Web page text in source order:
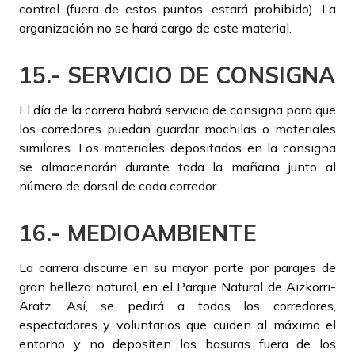
control (fuera de estos puntos, estará prohibido). La
organización no se hará cargo de este material.
15.- SERVICIO DE CONSIGNA
El día de la carrera habrá servicio de consigna para que
los corredores puedan guardar mochilas o materiales
similares. Los materiales depositados en la consigna
se almacenarán durante toda la mañana junto al
número de dorsal de cada corredor.
16.- MEDIOAMBIENTE
La carrera discurre en su mayor parte por parajes de
gran belleza natural, en el Parque Natural de Aizkorri-
Aratz. Así, se pedirá a todos los corredores,
espectadores y voluntarios que cuiden al máximo el
entorno y no depositen las basuras fuera de los